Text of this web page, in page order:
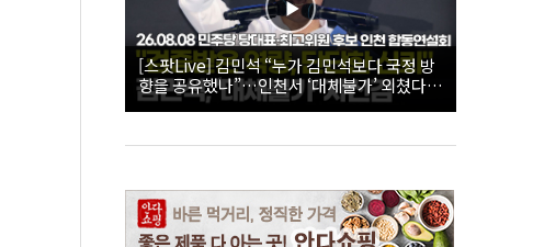
[스팟Live] 김민석 “누가 김민석보다 국정 방
향을 공유했나”…인천서 ‘대체불가’ 외쳤다 |
26.08.08 더불어민주당 당대표·최고위원 후